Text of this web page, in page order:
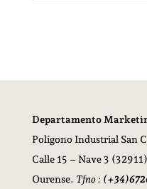
Departamento
Polígono Industrial San
Calle 15 – Nave 3
Ourense. Tfno :